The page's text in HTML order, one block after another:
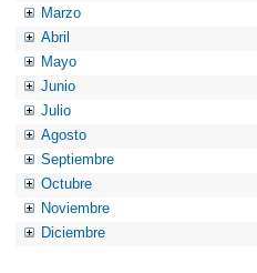
Marzo
Abril
Mayo
Junio
Julio
Agosto
Septiembre
Octubre
Noviembre
Diciembre